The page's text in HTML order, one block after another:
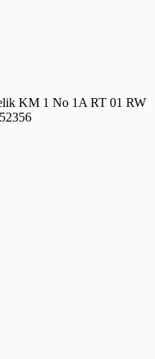
KM 1 No 1A RT 01 RW